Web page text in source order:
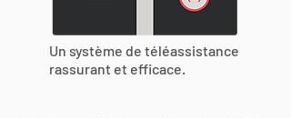
Un système de téléassistance
rassurant et efficace.